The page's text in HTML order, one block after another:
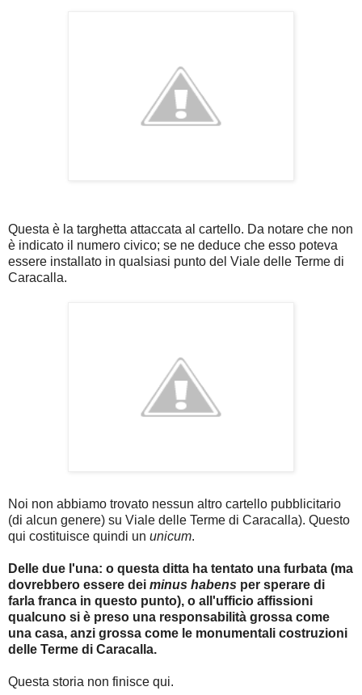
Questa è la targhetta attaccata al cartello. Da notare che non
è indicato il numero civico; se ne deduce che esso poteva
essere installato in qualsiasi punto del Viale delle Terme di
Caracalla.
Noi non abbiamo trovato nessun altro cartello pubblicitario
(di alcun genere) su Viale delle Terme di Caracalla). Questo
qui costituisce quindi un unicum.
Delle due l'una: o questa ditta ha tentato una furbata (ma
dovrebbero essere dei minus habens per sperare di
farla franca in questo punto), o all'ufficio affissioni
qualcuno si è preso una responsabilità grossa come
una casa, anzi grossa come le monumentali costruzioni
delle Terme di Caracalla.
Questa storia non finisce qui.